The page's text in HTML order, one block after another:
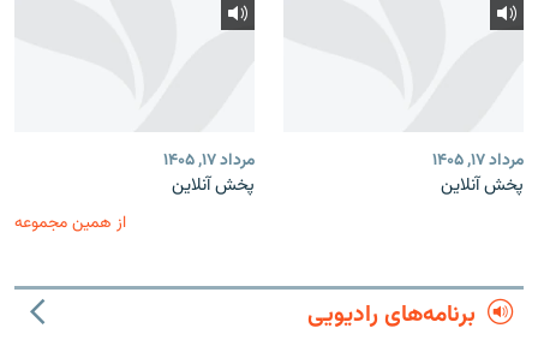
مرداد ۱۷, ۱۴۰۵
پخش آنلاین
مرداد ۱۷, ۱۴۰۵
پخش آنلاین
از همین مجموعه
برنامه‌های رادیویی